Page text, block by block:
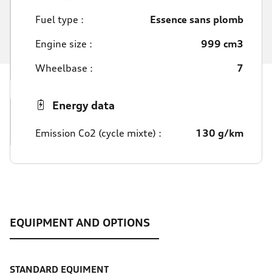
Fuel type :
Essence sans plomb
Engine size :
999 cm3
Wheelbase :
7
Energy data
Emission Co2 (cycle mixte) : 130 g/km
STANDARD EQUIMENT